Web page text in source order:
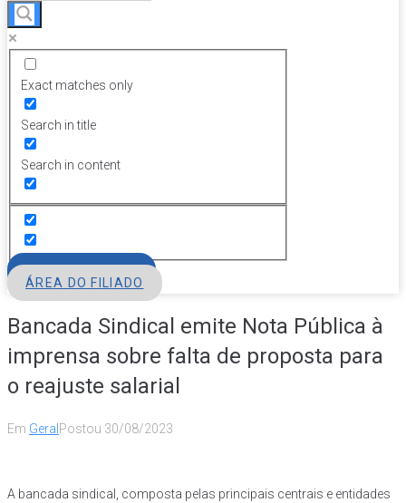
Exact matches only
Search in title
Search in content
ÁREA DO FILIADO
Bancada Sindical emite Nota Pública à
imprensa sobre falta de proposta para
o reajuste salarial
Em Geral Postou 30/08/2023
A bancada sindical, composta pelas principais centrais e entidades